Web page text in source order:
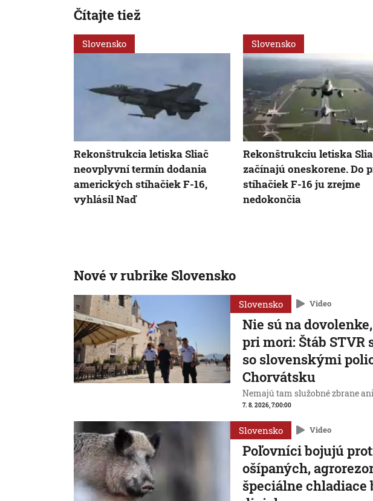
Čítajte tiež
Slovensko
Rekonštrukcia letiska Sliač
neovplyvní termín dodania
amerických stíhačiek F-16,
vyhlásil Naď
Slovensko
Rekonštrukciu letiska
začínajú oneskorene. Do
stíhačiek F-16 ju zrejme
nedokončia
Nové v rubrike Slovensko
Slovensko Video
Nie sú na
pri mori: Štáb STVR
so slovenskými
Chorvátsku
Nemajú tam služobné zbrane
7. 8. 2026, 7:00:00
Slovensko Video
Poľovníci bojujú
ošípaných,
špeciálne chladiace